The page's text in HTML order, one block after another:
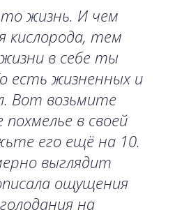
жизнь. И чем
кислорода, тем
в себе ты
есть жизненных и
Вот возьмите
в своей
его ещё на 10.
выглядит
ощущения
на